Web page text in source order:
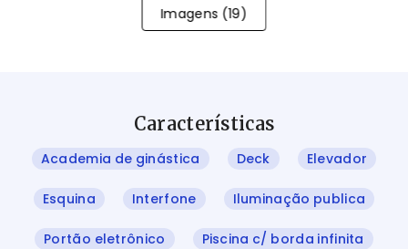
Imagens(19)
Características
Academia de ginástica Deck Elevador
Esquina Interfone Iluminação publica
Portão eletrônico Piscina c/ borda infinita